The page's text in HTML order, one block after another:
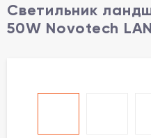
Светильник
50W Novotech